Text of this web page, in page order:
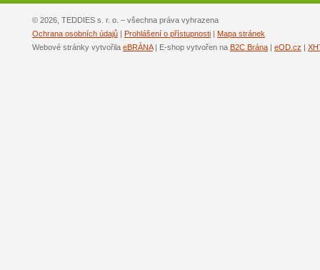
© 2026, TEDDIES s. r. o. – všechna práva vyhrazena
Ochrana osobních údajů | Prohlášení o přístupnosti | Mapa stránek
Webové stránky vytvořila eBRÁNA| E-shop vytvořen na B2C Brána | eOD.cz |